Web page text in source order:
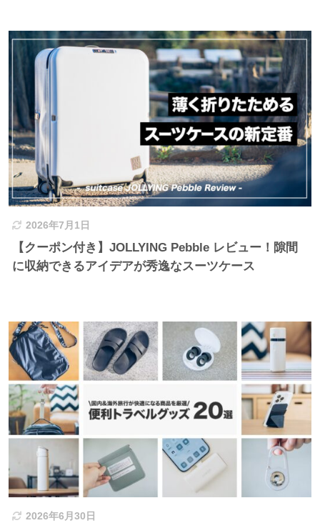
2026年7月1日
【クーポン付き】JOLLYING Pebble レビュー！隙間
に収納できるアイデアが秀逸なスーツケース
2026年6月30日